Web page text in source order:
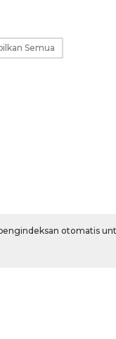
Semua
otomatis